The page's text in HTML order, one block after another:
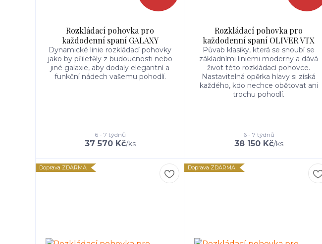
Rozkládací pohovka pro
každodenní spaní GALAXY
Dynamické linie rozkládací pohovky
jako by přiletěly z budoucnosti nebo
jiné galaxie, aby dodaly elegantní a
funkční nádech vašemu pohodlí.
37 570 Kč/ks
6 - 7 týdnů
Rozkládací pohovka pro
každodenní spaní OLIVER VTX
Půvab klasiky, která se snoubí se
základními liniemi moderny a dává
život této rozkládací pohovce.
Nastavitelná opěrka hlavy si získá
každého, kdo nechce obětovat ani
trochu pohodlí.
38 150 Kč/ks
6 - 7 týdnů
Doprava ZDARMA Doprava ZDARMA